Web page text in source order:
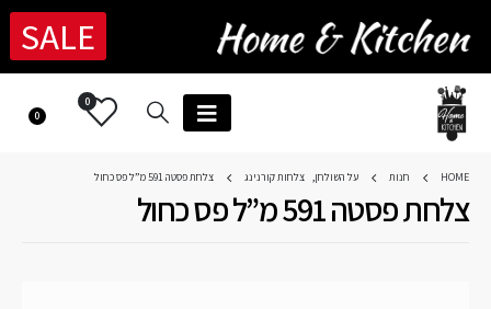
SALE
0
0
HOME חנות על השולחן, צלחות קורנינג צלחת פסטה 591 מ”ל פס כחול
צלחת פסטה 591 מ”ל פס כחול